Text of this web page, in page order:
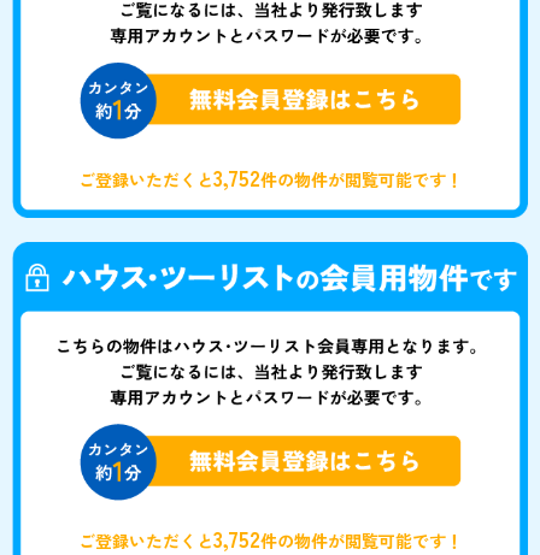
ご登録いただくと3,752件の物件が閲覧可能です！
ご登録いただくと3,752件の物件が閲覧可能です！